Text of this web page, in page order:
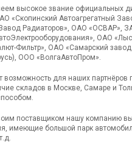
высокое звание официальных
«Скопинский Автоагрегатный
Радиаторов», ОАО «ОСВАР»,
ОАО
Фильтр», ОАО «Самарский
ООО «ВолгаАвтоПром».
для наших партнёров
складов в Москве, Самаре и
поставщиком нашу компанию
имеющие большой парк